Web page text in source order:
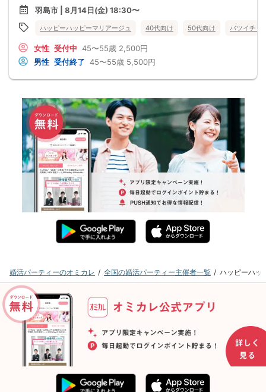
羽島市 | 8月14日(金) 18:30〜
ハッピーハッピーマリアージュ 40代向け 50代向け バツイチ・
女性 受付中 45〜55歳 2,500円
男性 受付終了 45〜55歳 5,500円
婚活パーティーのオミカレ 全国の婚活パーティー主催者一覧 ハッピーハッ